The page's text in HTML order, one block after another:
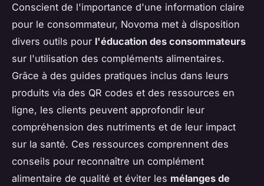
Conscient de l'importance d'une information claire
pour le consommateur, Novoma met à disposition
divers outils pour l'éducation des consommateurs
sur l'utilisation des compléments alimentaires.
Grâce à des guides pratiques inclus dans leurs
produits via des QR codes et des ressources en
ligne, les clients peuvent approfondir leur
compréhension des nutriments et de leur impact
sur la santé. Ces ressources comprennent des
conseils pour reconnaître un complément
alimentaire de qualité et éviter les mélanges de